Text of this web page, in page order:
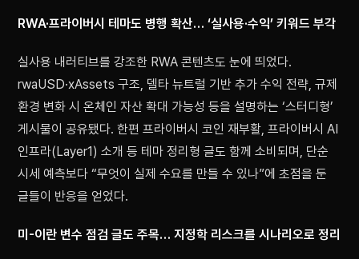
RWA·프라이버시 테마도 병행 확산… ‘실사용·수익’ 키워드 부각
실사용 내러티브를 강조한 RWA 콘텐츠도 눈에 띄었다.
rwaUSD·xAssets 구조, 델타 뉴트럴 기반 추가 수익 전략, 규제
환경 변화 시 온체인 자산 확대 가능성 등을 설명하는 ‘스터디형’
게시물이 공유됐다. 한편 프라이버시 코인 재부활, 프라이버시 AI
인프라(Layer1) 소개 등 테마 정리형 글도 함께 소비되며, 단순
시세 예측보다 “무엇이 실제 수요를 만들 수 있나”에 초점을 둔
글들이 반응을 얻었다.
미-이란 변수 점검 글도 주목… 지정학 리스크를 시나리오로 정리